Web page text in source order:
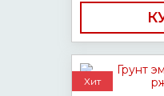
Хит